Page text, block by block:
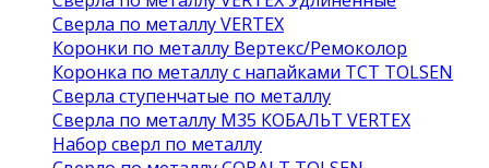
Сверла по металлу VERTEX
Коронки по металлу Вертекс/Ремоколор
Коронка по металлу с напайками TCT TOLSEN
Сверла ступенчатые по металлу
Сверла по металлу М35 КОБАЛЬТ VERTEX
Набор сверл по металлу